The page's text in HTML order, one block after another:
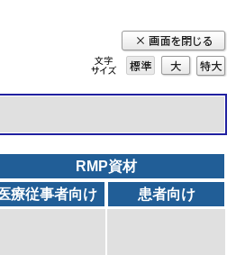
標準 大
特
大
RMP資材
療従事者向け
患者向け